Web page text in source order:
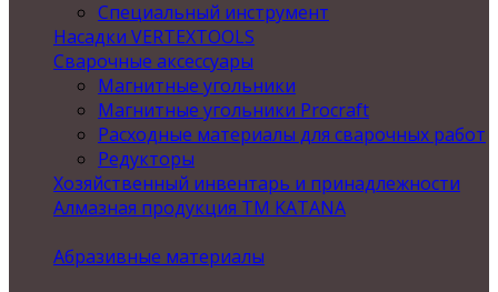
Специальный инструмент
Насадки VERTEXTOOLS
Сварочные аксессуары
Магнитные угольники
Магнитные угольники Procraft
Расходные материалы для сварочных работ
Редукторы
Хозяйственный инвентарь и принадлежности
Алмазная продукция ТМ KATANA
Абразивные материалы